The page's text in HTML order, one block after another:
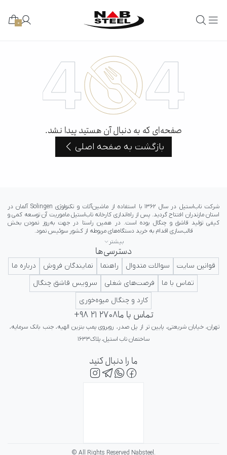
0
صفحه‌ای که به دنبال آن هستید پیدا نشد.
بازگشت به صفحه اصلی
ایرانی در کلاس جهانی تداعی کننده اعتبار و پرستیژ برای ایرانیان باشد.
بیشتر
دسترسی‌ها
قوانین سایت سوالات متدوال راهنما نمایندگان فروش
درباره ما
تماس با ما
فرصت‌های شغلی
سرویس قاشق چنگال
کارد و چنگال میوه‌خوری
تماس با ما+98 21 2708
تهران، خیابان شریعتی، پایین تر از پل صدر، روبروی پمپ بنزین الهیه، جنب بانک سرمایه،
ساختمان ناب استیل، پلاک۱۶۳۳
ما را دنبال کنید
© All Rights Reserved Nabsteel.